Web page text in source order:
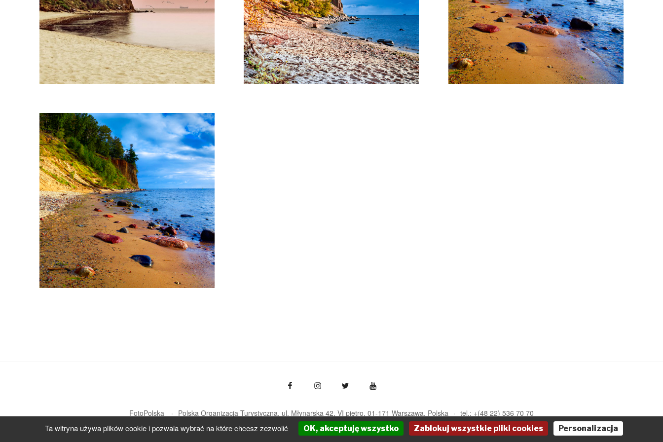
FotoPolska Polska Organizacja Turystyczna, ul. Młynarska 42, VI piętro, 01-171 Warszawa Polska
tel.: +(48 22) 536 70 70
pot@pot.gov.pl | www.pot.gov.pl | www.polska.travel
Ta witryna używa plików cookie i pozwala wybrać na które chcesz zezwolić OK, akceptuję wszystko Zablokuj wszystkie pliki cookies Personalizacja